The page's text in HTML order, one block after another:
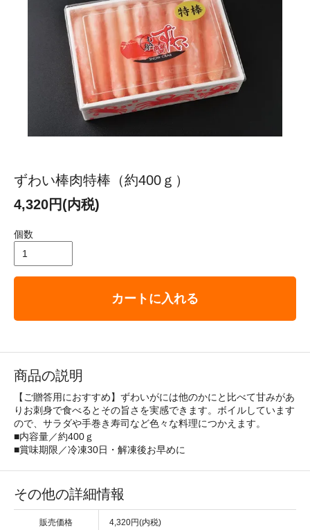
ずわい棒肉特棒（約400ｇ）
4,320円(内税)
個数
カートに入れる
商品の説明
【ご贈答用におすすめ】ずわいがには他のかにと比べて甘みがあ
りお刺身で食べるとその旨さを実感できます。ボイルしています
ので、サラダや手巻き寿司など色々な料理につかえます。
■内容量／約400ｇ
■賞味期限／冷凍30日・解凍後お早めに
その他の詳細情報
販売価格 4,320円(内税)